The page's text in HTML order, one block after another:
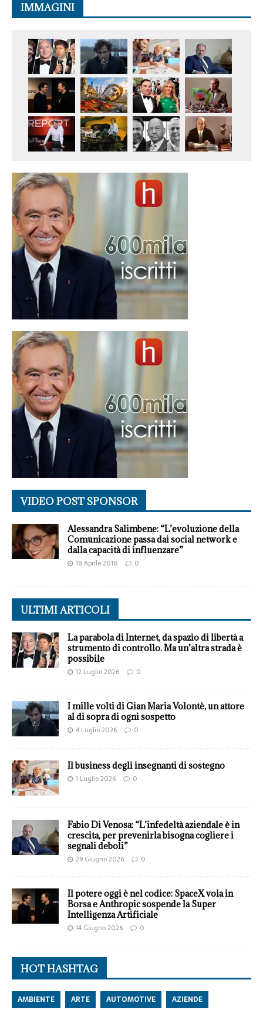
IMMAGINI
VIDEO POST SPONSOR
Alessandra Salimbene: “L’evoluzione della
Comunicazione passa dai social network e
dalla capacità di influenzare”
18 Aprile 2018 0
ULTIMI ARTICOLI
La parabola di Internet, da spazio di libertà a
strumento di controllo. Ma un’altra strada è
possibile
12 Luglio 2026 0
I mille volti di Gian Maria Volontè, un attore
al di sopra di ogni sospetto
4 Luglio 2026 0
Il business degli insegnanti di sostegno
1 Luglio 2026 0
Fabio Di Venosa: “L’infedeltà aziendale è in
crescita, per prevenirla bisogna cogliere i
segnali deboli”
29 Giugno 2026 0
Il potere oggi è nel codice: SpaceX vola in
Borsa e Anthropic sospende la Super
Intelligenza Artificiale
14 Giugno 2026 0
HOT HASHTAG
AMBIENTE ARTE AUTOMOTIVE AZIENDE